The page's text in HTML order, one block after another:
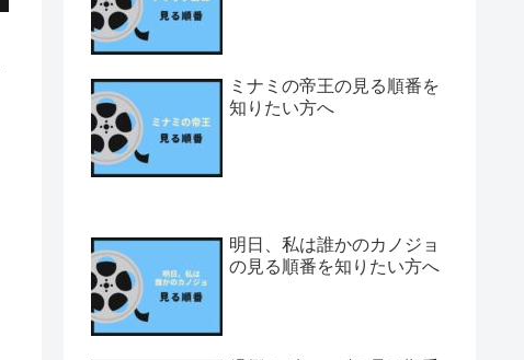
ミナミの帝王の見る順番を
知りたい方へ
明日、私は誰かのカノジョ
の見る順番を知りたい方へ